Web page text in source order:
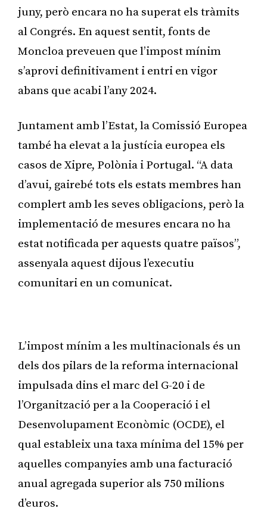
juny, però encara no ha superat els tràmits
al Congrés. En aquest sentit, fonts de
Moncloa preveuen que l’impost mínim
s’aprovi definitivament i entri en vigor
abans que acabi l’any 2024.
Juntament amb l’Estat, la Comissió Europea
també ha elevat a la justícia europea els
casos de Xipre, Polònia i Portugal. “A data
d’avui, gairebé tots els estats membres han
complert amb les seves obligacions, però la
implementació de mesures encara no ha
estat notificada per aquests quatre països”,
assenyala aquest dijous l’executiu
comunitari en un comunicat.
L’impost mínim a les multinacionals és un
dels dos pilars de la reforma internacional
impulsada dins el marc del G-20 i de
l’Organització per a la Cooperació i el
Desenvolupament Econòmic (OCDE), el
qual estableix una taxa mínima del 15% per
aquelles companyies amb una facturació
anual agregada superior als 750 milions
d’euros.